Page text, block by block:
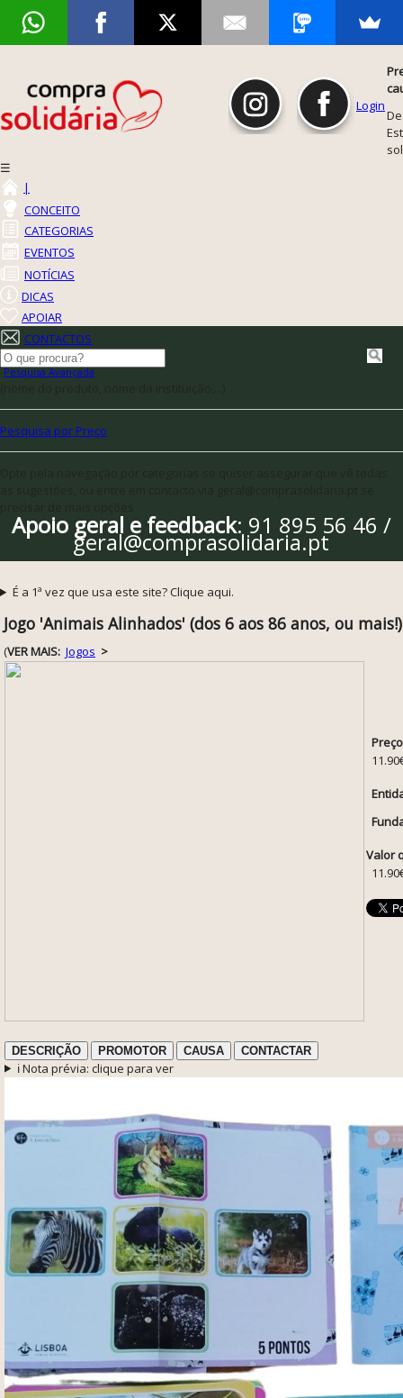
Login
☰
|
CONCEITO
CATEGORIAS
EVENTOS
NOTÍCIAS
DICAS
APOIAR
CONTACTOS
Pesquisa Avançada
Pesquisa por Preço
Apoio geral e feedback: 91 895 56 46 /
geral@comprasolidaria.pt
É a 1ª vez que usa este site? Clique aqui.
Jogo 'Animais Alinhados' (dos 6 aos 86 anos, ou mais!)
(VER MAIS: Jogos >
Valor
DESCRIÇÃO PROMOTOR CAUSA CONTACTAR
ℹ️ Nota prévia: clique para ver